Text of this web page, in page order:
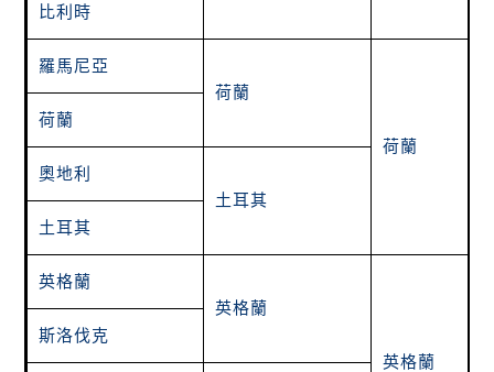
比利時
羅馬尼亞
荷蘭
荷蘭
荷蘭
奧地利
土耳其
土耳其
英格蘭
英格蘭
英格蘭
斯洛伐克